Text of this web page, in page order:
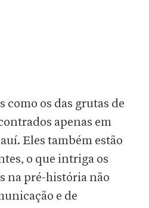
como os das grutas de
apenas em
Eles também estão
o que intriga os
na pré-história não
e de